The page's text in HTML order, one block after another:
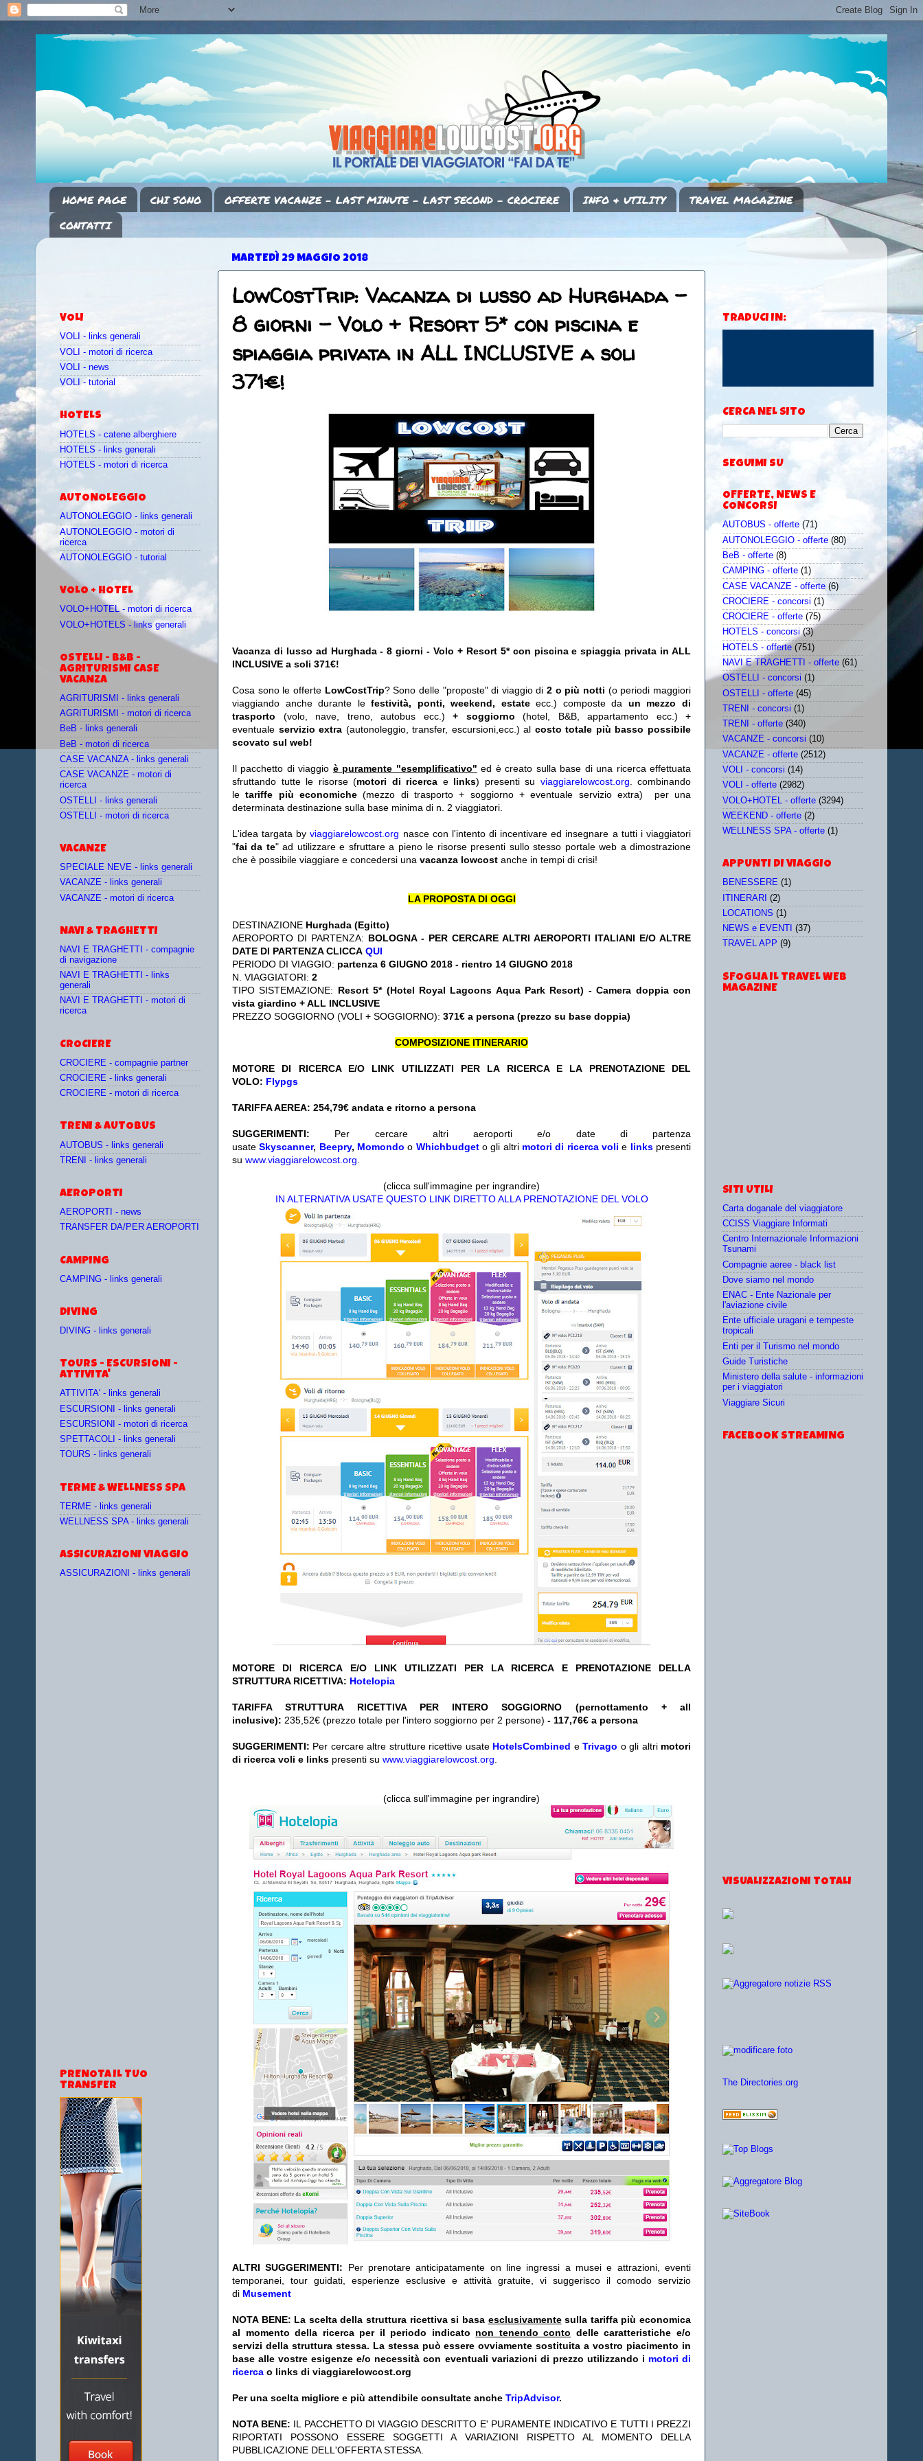
HOME PAGE CHI SONO OFFERTE VACANZE - LAST MINUTE - LAST SECOND - CROCIERE INFO & UTILITY
TRAVEL MAGAZINE
CONTATTI
MARTEDÌ 29 MAGGIO 2018
LowCostTrip: Vacanza di lusso ad Hurghada -
8 giorni - Volo + Resort 5* con piscina e
spiaggia privata in ALL INCLUSIVE a soli
371€!
Vacanza di lusso ad Hurghada - 8 giorni - Volo + Resort 5* con piscina e spiaggia privata in ALL
INCLUSIVE a soli 371€!
Cosa sono le offerte LowCostTrip? Sono delle "proposte" di viaggio di2 o più notti (o periodi maggiori
viaggiando anche durante lefestività, ponti, weekend, estateecc.) composte da un mezzo di
trasporto (volo, nave, treno, autobus ecc.) + soggiorno (hotel, B&B, appartamento ecc.) +
eventuale servizio extra (autonoleggio, transfer, escursioni,ecc.) al costo totale più basso possibile
scovato sul web!
Il pacchetto di viaggio è puramente "esemplificativo" ed è creato sulla base di una ricerca effettuata
sfruttando tutte le risorse (motori di ricerca e links) presenti su viaggiarelowcost.org . combinando
le tariffe più economiche(mezzo di trasporto + soggiorno + eventuale servizio extra)
per una
determinata destinazione sulla base minima di n. 2 viaggiatori.
L'idea targata byviaggiarelowcost.org nasce con l'intento di incentivare ed insegnare a tutti i viaggiatori
"fai da te" ad utilizzare e sfruttare a pieno le risorse presenti sullo stesso portale web a dimostrazione
che è possibile viaggiare e concedersi una vacanza lowcost anche in tempi di crisi!
LA PROPOSTA DI OGGI
DESTINAZIONE Hurghada (Egitto)
AEROPORTO DI PARTENZA: BOLOGNA - PER CERCARE ALTRI AEROPORTI ITALIANI E/O ALTRE
DATE DI PARTENZA CLICCA QUI
PERIODO DI VIAGGIO: partenza 6 GIUGNO 2018 - rientro 14 GIUGNO 2018
N. VIAGGIATORI: 2
TIPO SISTEMAZIONE: Resort 5* (Hotel Royal Lagoons Aqua Park Resort) - Camera doppia con
vista giardino + ALL INCLUSIVE
PREZZO SOGGIORNO (VOLI + SOGGIORNO): 371€ a persona (prezzo su base doppia)
COMPOSIZIONE ITINERARIO
MOTORE DI RICERCA E/O LINK UTILIZZATI PER LA RICERCA E LA PRENOTAZIONE DEL
VOLO: Flypgs
TARIFFA AEREA: 254,79€ andata e ritorno a persona
SUGGERIMENTI: Per cercare altri aeroporti e/o date di partenza
usateSkyscanner, Beepry, Momondo o Whichbudgeto gli altri motori di ricerca voli e linkspresenti
su www.viaggiarelowcost.org
(clicca sull'immagine per ingrandire)
IN ALTERNATIVA USATE QUESTO LINK DIRETTO ALLA PRENOTAZIONE DEL VOLO
MOTORE DI RICERCA E/O LINK UTILIZZATI PER LA RICERCA E PRENOTAZIONE DELLA
STRUTTURA RICETTIVA: Hotelopia
TARIFFA STRUTTURA RICETTIVA PER INTERO SOGGIORNO (pernottamento + all
inclusive): 235,52€ (prezzo totale per l'intero soggiorno per 2 persone) - 117,76€ a persona
SUGGERIMENTI: Per cercare altre strutture ricettive usate HotelsCombined eTrivago o gli altri motori
di ricerca voli e links presenti su www.viaggiarelowcost.org
(clicca sull'immagine per ingrandire)
ALTRI SUGGERIMENTI: Per prenotare anticipatamente on line ingressi a musei e attrazioni, eventi
temporanei, tour guidati, esperienze esclusive e attività gratuite, vi suggerisco il comodo servizio
di Musement
NOTA BENE: La scelta della struttura ricettiva si basa esclusivamentesulla tariffa più economica
al momento della ricerca per il periodo indicato non tenendo conto delle caratteristiche e/o
servizi della struttura stessa. La stessa può essere ovviamente sostituita a vostro piacimento in
base alle vostre esigenze e/o necessità con eventuali variazioni di prezzo utilizzando i motori di
ricerca o links di viaggiarelowcost.org
Per una scelta migliore e più attendibile consultate anche TripAdvisor.
NOTA BENE: IL PACCHETTO DI VIAGGIO DESCRITTO E' PURAMENTE INDICATIVO E TUTTI I PREZZI
RIPORTATI POSSONO ESSERE SOGGETTI A VARIAZIONI RISPETTO AL MOMENTO DELLA
PUBBLICAZIONE DELL'OFFERTA STESSA.
VOLI
VOLI - links generali
VOLI - motori di ricerca
VOLI - news
VOLI - tutorial
HOTELS
HOTELS - catene alberghiere
HOTELS - links generali
HOTELS - motori di ricerca
AUTONOLEGGIO
AUTONOLEGGIO - links generali
AUTONOLEGGIO - motori di
ricerca
AUTONOLEGGIO - tutorial
VOLO + HOTEL
VOLO+HOTEL - motori di ricerca
VOLO+HOTELS - links generali
OSTELLI - B&B -
AGRITURISMI CASE
VACANZA
AGRITURISMI - links generali
AGRITURISMI - motori di ricerca
BeB - links generali
BeB - motori di ricerca
CASE VACANZA - links generali
CASE VACANZE - motori di
ricerca
OSTELLI - links generali
OSTELLI - motori di ricerca
VACANZE
SPECIALE NEVE - links generali
VACANZE - links generali
VACANZE - motori di ricerca
NAVI & TRAGHETTI
NAVI E TRAGHETTI - compagnie
di navigazione
NAVI E TRAGHETTI - links
generali
NAVI E TRAGHETTI - motori di
ricerca
CROCIERE
CROCIERE - compagnie partner
CROCIERE - links generali
CROCIERE - motori di ricerca
TRENI & AUTOBUS
AUTOBUS - links generali
TRENI - links generali
AEROPORTI
AEROPORTI - news
TRANSFER DA/PER AEROPORTI
CAMPING
CAMPING - links generali
DIVING
DIVING - links generali
TOURS - ESCURSIONI -
ATTIVITA'
ATTIVITA' - links generali
ESCURSIONI - links generali
ESCURSIONI - motori di ricerca
SPETTACOLI - links generali
TOURS - links generali
TERME & WELLNESS SPA
TERME - links generali
WELLNESS SPA - links generali
ASSICURAZIONI VIAGGIO
ASSICURAZIONI - links generali
PRENOTA IL TUO
TRANSFER
TRADUCI IN:
CERCA NEL SITO
SEGUIMI SU
OFFERTE, NEWS E
CONCORSI
AUTOBUS - offerte (71)
AUTONOLEGGIO - offerte (80)
BeB - offerte (8)
CAMPING - offerte (1)
CASE VACANZE - offerte (6)
CROCIERE - concorsi (1)
CROCIERE - offerte (75)
HOTELS - concorsi (3)
HOTELS - offerte (751)
NAVI E TRAGHETTI - offerte (61)
OSTELLI - concorsi (1)
OSTELLI - offerte (45)
TRENI - concorsi (1)
TRENI - offerte (340)
VACANZE - concorsi (10)
VACANZE - offerte (2512)
VOLI - concorsi (14)
VOLI - offerte (2982)
VOLO+HOTEL - offerte (3294)
WEEKEND - offerte (2)
WELLNESS SPA - offerte (1)
APPUNTI DI VIAGGIO
BENESSERE (1)
ITINERARI (2)
LOCATIONS (1)
NEWS e EVENTI
(37)
TRAVEL APP (9)
SFOGLIA IL TRAVEL WEB
MAGAZINE
SITI UTILI
Carta doganale del viaggiatore
CCISS Viaggiare Informati
Centro Internazionale Informazioni
Tsunami
Compagnie aeree - black list
Dove siamo nel mondo
ENAC - Ente Nazionale per
l'aviazione civile
Ente ufficiale uragani e tempeste
tropicali
Enti per il Turismo nel mondo
Guide Turistiche
Ministero della salute - informazioni
per i viaggiatori
Viaggiare Sicuri
FACEBOOK STREAMING
VISUALIZZAZIONI TOTALI
The Directories.org